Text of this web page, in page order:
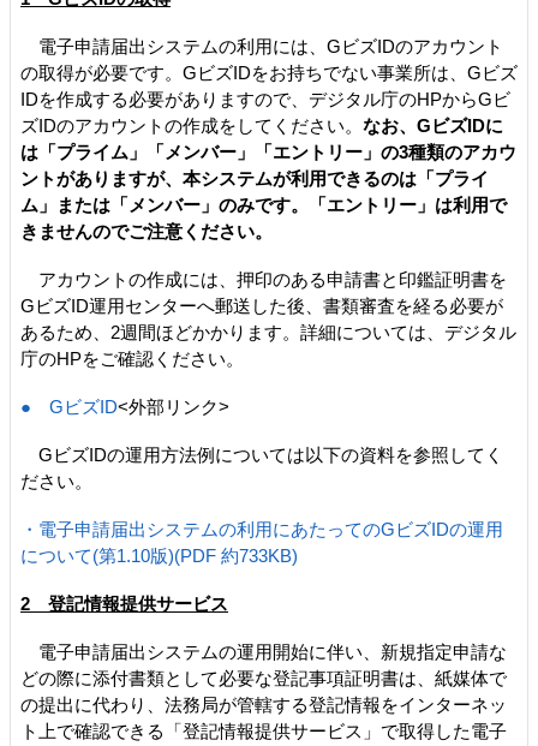
電子申請届出システムの利用には、GビズIDのアカウント
の取得が必要です。GビズIDをお持ちでない事業所は、Gビズ
IDを作成する必要がありますので、デジタル庁のHPからGビ
ズIDのアカウントの作成をしてください。 なお、GビズIDに
は「プライム」「メンバー」「エントリー」の3種類のアカウ
ントがありますが、本システムが利用できるのは「プライ
ム」または「メンバー」のみです。「エントリー」は利用で
きませんのでご注意ください。
アカウントの作成には、押印のある申請書と印鑑証明書を
GビズID運用センターへ郵送した後、書類審査を経る必要が
あるため、2週間ほどかかります。詳細については、デジタル
庁のHPをご確認ください。
● GビズID<外部リンク>
GビズIDの運用方法例については以下の資料を参照してく
ださい。
・電子申請届出システムの利用にあたってのGビズIDの運用
について(第1.10版)(PDF 約733KB)
2 登記情報提供サービス
電子申請届出システムの運用開始に伴い、新規指定申請な
どの際に添付書類として必要な登記事項証明書は、紙媒体で
の提出に代わり、法務局が管轄する登記情報をインターネッ
ト上で確認できる「登記情報提供サービス」で取得した電子